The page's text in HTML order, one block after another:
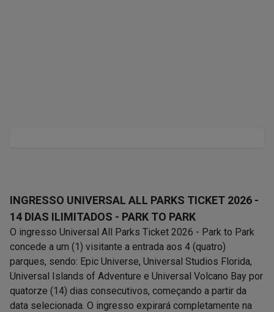
INGRESSO UNIVERSAL ALL PARKS TICKET 2026 -
14 DIAS ILIMITADOS - PARK TO PARK
O ingresso Universal All Parks Ticket 2026 - Park to Park
concede a um (1) visitante a entrada aos 4 (quatro)
parques, sendo: Epic Universe, Universal Studios Florida,
Universal Islands of Adventure e Universal Volcano Bay por
quatorze (14) dias consecutivos, começando a partir da
data selecionada. O ingresso expirará completamente na